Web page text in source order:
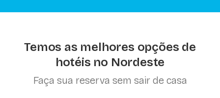
Temos as melhores opções de
hotéis no Nordeste
Faça sua reserva sem sair de casa